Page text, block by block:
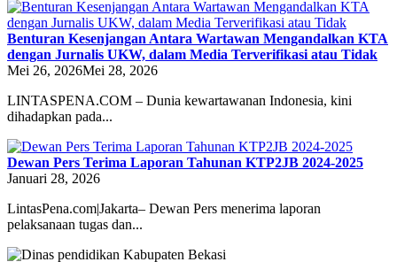
Benturan Kesenjangan Antara Wartawan Mengandalkan KTA
dengan Jurnalis UKW, dalam Media Terverifikasi atau Tidak
Mei 26, 2026Mei 28, 2026
LINTASPENA.COM – Dunia kewartawanan Indonesia, kini
dihadapkan pada...
Dewan Pers Terima Laporan Tahunan KTP2JB 2024-2025
Januari 28, 2026
LintasPena.com|Jakarta– Dewan Pers menerima laporan
pelaksanaan tugas dan...